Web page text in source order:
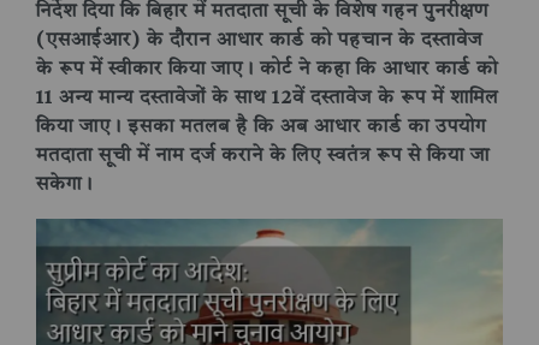
निर्देश दिया कि बिहार में मतदाता सूची के विशेष गहन पुनरीक्षण
(एसआईआर) के दौरान आधार कार्ड को पहचान के दस्तावेज
के रूप में स्वीकार किया जाए। कोर्ट ने कहा कि आधार कार्ड को
11 अन्य मान्य दस्तावेजों के साथ 12वें दस्तावेज के रूप में शामिल
किया जाए। इसका मतलब है कि अब आधार कार्ड का उपयोग
मतदाता सूची में नाम दर्ज कराने के लिए स्वतंत्र रूप से किया जा
सकेगा।